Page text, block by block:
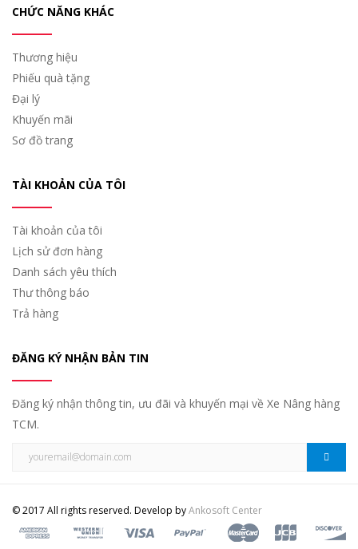
CHỨC NĂNG KHÁC
Thương hiệu
Phiếu quà tặng
Đại lý
Khuyến mãi
Sơ đồ trang
TÀI KHOẢN CỦA TÔI
Tài khoản của tôi
Lịch sử đơn hàng
Danh sách yêu thích
Thư thông báo
Trả hàng
ĐĂNG KÝ NHẬN BẢN TIN
Đăng ký nhận thông tin, ưu đãi và khuyến mại về Xe Nâng hàng
TCM.
© 2017 All rights reserved. Develop byAnkosoft Center